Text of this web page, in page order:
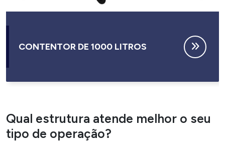
CONTENTOR DE 700 LITROS
Qual estrutura atende melhor o seu
tipo de operação?